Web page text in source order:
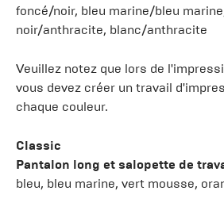
foncé/noir, bleu marine/bleu
noir/anthracite, blanc/anthracite
Veuillez notez que lors de
vous devez créer un travail
chaque couleur.
Classic
Pantalon long et salopette de
bleu, bleu marine, vert mousse,